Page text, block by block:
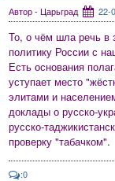
Автор - Царьград 22-
То, о чём шла речь в
политику России с
Есть основания
уступает место
элитами и
доклады о русско-
русско-
проверку "табачком".
:0